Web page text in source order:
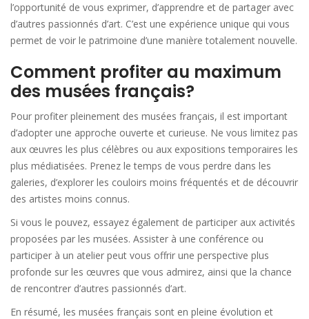
l’opportunité de vous exprimer, d’apprendre et de partager avec
d’autres passionnés d’art. C’est une expérience unique qui vous
permet de voir le patrimoine d’une manière totalement nouvelle.
Comment profiter au maximum
des musées français?
Pour profiter pleinement des musées français, il est important
d’adopter une approche ouverte et curieuse. Ne vous limitez pas
aux œuvres les plus célèbres ou aux expositions temporaires les
plus médiatisées. Prenez le temps de vous perdre dans les
galeries, d’explorer les couloirs moins fréquentés et de découvrir
des artistes moins connus.
Si vous le pouvez, essayez également de participer aux activités
proposées par les musées. Assister à une conférence ou
participer à un atelier peut vous offrir une perspective plus
profonde sur les œuvres que vous admirez, ainsi que la chance
de rencontrer d’autres passionnés d’art.
En résumé, les musées français sont en pleine évolution et